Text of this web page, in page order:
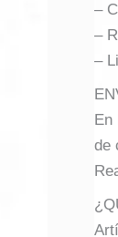
–
–
–
En
de